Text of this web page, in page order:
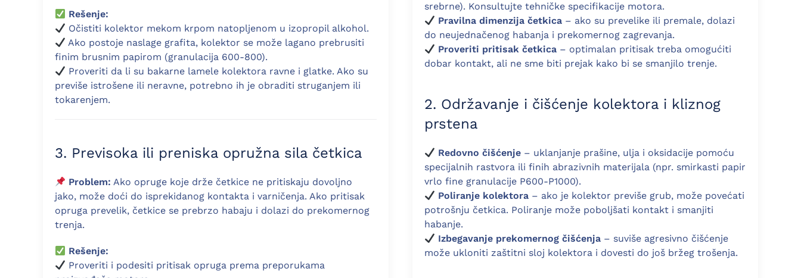
Rešenje:
Očistiti kolektor mekom krpom natopljenom u izopropil alkohol.
Ako postoje naslage grafita, kolektor se može lagano prebrusiti
finim brusnim papirom (granulacija 600-800).
Proveriti da li su bakarne lamele kolektora ravne i glatke. Ako su
previše istrošene ili neravne, potrebno ih je obraditi struganjem ili
tokarenjem.
3. Previsoka ili preniska opružna sila četkica
Problem: Ako opruge koje drže četkice ne pritiskaju dovoljno
jako, može doći do isprekidanog kontakta i varničenja. Ako pritisak
opruga prevelik, četkice se prebrzo habaju i dolazi do prekomernog
trenja.
Rešenje:
Proveriti i podesiti pritisak opruga prema preporukama
srebrne). Konsultujte tehničke specifikacije motora.
Pravilna dimenzija četkica – ako su prevelike ili premale, dolazi
do neujednačenog habanja i prekomernog zagrevanja.
Proveriti pritisak četkica – optimalan pritisak treba omogućiti
dobar kontakt, ali ne sme biti prejak kako bi se smanjilo trenje.
2. Održavanje i čišćenje kolektora i kliznog
prstena
Redovno čišćenje – uklanjanje prašine, ulja i oksidacije pomoću
specijalnih rastvora ili finih abrazivnih materijala (npr. smirkasti papir
vrlo fine granulacije P600-P1000).
Poliranje kolektora – ako je kolektor previše grub, može povećati
potrošnju četkica. Poliranje može poboljšati kontakt i smanjiti
habanje.
Izbegavanje prekomernog čišćenja – suviše agresivno čišćenje
može ukloniti zaštitni sloj kolektora i dovesti do još bržeg trošenja.